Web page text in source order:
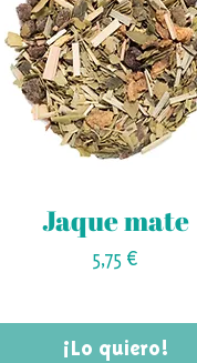
Jaque mate
Precio
5,75 €
¡Lo quiero!